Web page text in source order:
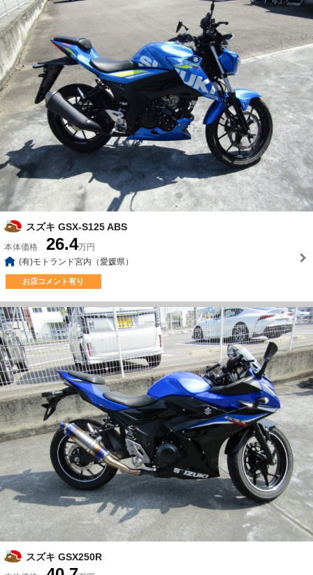
スズキ GSX-S125 ABS
本体価格 26.4万円
(有)モトランド宮内（愛媛県）
お店コメント有り
スズキ GSX250R